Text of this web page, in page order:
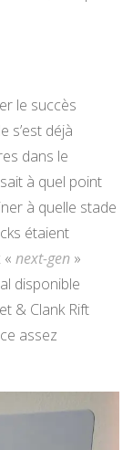
le succès
s’est déjà
dans le
à quel point
à quelle stade
étaient
next-gen »
disponible
& Clank Rift
assez